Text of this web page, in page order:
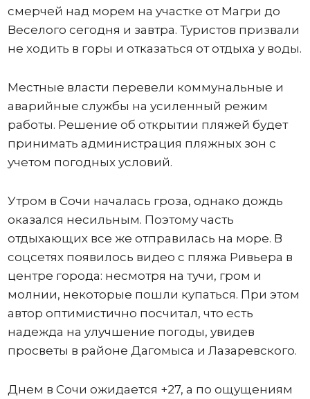
смерчей над морем на участке от Магри до
Веселого сегодня и завтра. Туристов призвали
не ходить в горы и отказаться от отдыха у воды.
Местные власти перевели коммунальные и
аварийные службы на усиленный режим
работы. Решение об открытии пляжей будет
принимать администрация пляжных зон с
учетом погодных условий.
Утром в Сочи началась гроза, однако дождь
оказался несильным. Поэтому часть
отдыхающих все же отправилась на море. В
соцсетях появилось видео с пляжа Ривьера в
центре города: несмотря на тучи, гром и
молнии, некоторые пошли купаться. При этом
автор оптимистично посчитал, что есть
надежда на улучшение погоды, увидев
просветы в районе Дагомыса и Лазаревского.
Днем в Сочи ожидается +27, а по ощущениям